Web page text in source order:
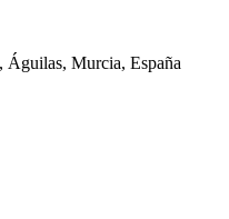
Murcia, España